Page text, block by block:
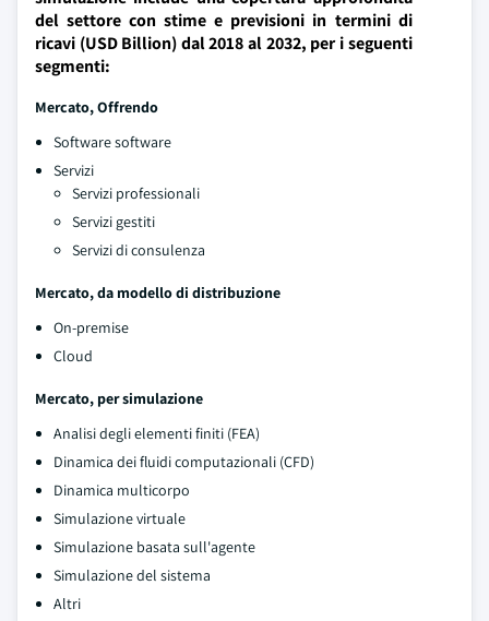
del settore con stime e previsioni in termini di
ricavi (USD Billion) dal 2018 al 2032, per i seguenti
segmenti:
Mercato, Offrendo
Software software
Servizi
Servizi professionali
Servizi gestiti
Servizi di consulenza
Mercato, da modello di distribuzione
On-premise
Cloud
Mercato, per simulazione
Analisi degli elementi finiti (FEA)
Dinamica dei fluidi computazionali (CFD)
Dinamica multicorpo
Simulazione virtuale
Simulazione basata sull'agente
Simulazione del sistema
Altri